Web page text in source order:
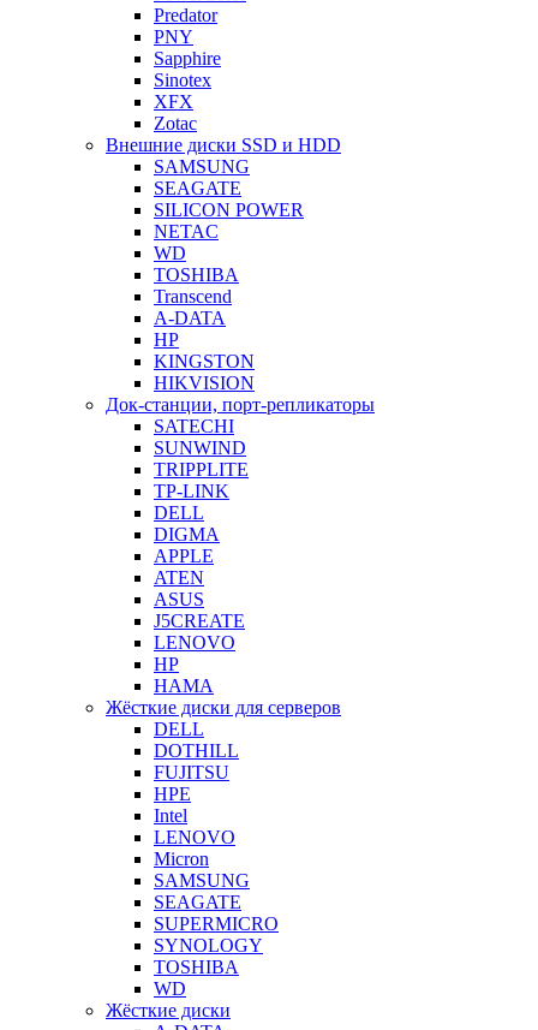
Predator
PNY
Sapphire
Sinotex
XFX
Zotac
Внешние диски SSD и HDD
SAMSUNG
SEAGATE
SILICON POWER
NETAC
WD
TOSHIBA
Transcend
A-DATA
HP
KINGSTON
HIKVISION
Док-станции, порт-репликаторы
SATECHI
SUNWIND
TRIPPLITE
TP-LINK
DELL
DIGMA
APPLE
ATEN
ASUS
J5CREATE
LENOVO
HP
HAMA
Жёсткие диски для серверов
DELL
DOTHILL
FUJITSU
HPE
Intel
LENOVO
Micron
SAMSUNG
SEAGATE
SUPERMICRO
SYNOLOGY
TOSHIBA
WD
Жёсткие диски